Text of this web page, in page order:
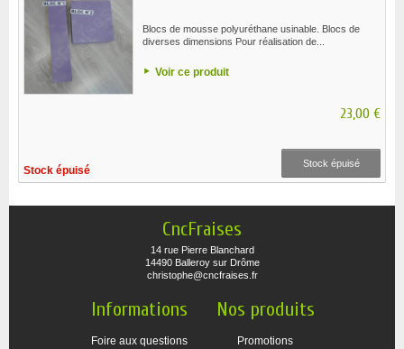
Blocs de mousse polyuréthane usinable. Blocs de
diverses dimensions Pour réalisation de...
Voir ce produit
23,00 €
Stock épuisé
Stock épuisé
CncFraises
14 rue Pierre Blanchard
14490 Balleroy sur Drôme
christophe@cncfraises.fr
Informations
Foire aux questions
Nos produits
Promotions